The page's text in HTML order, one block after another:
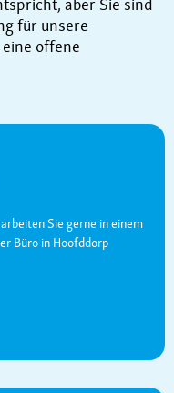
aber Sie sind
für unsere
offene
Sie gerne in einem
Büro in Hoofddorp